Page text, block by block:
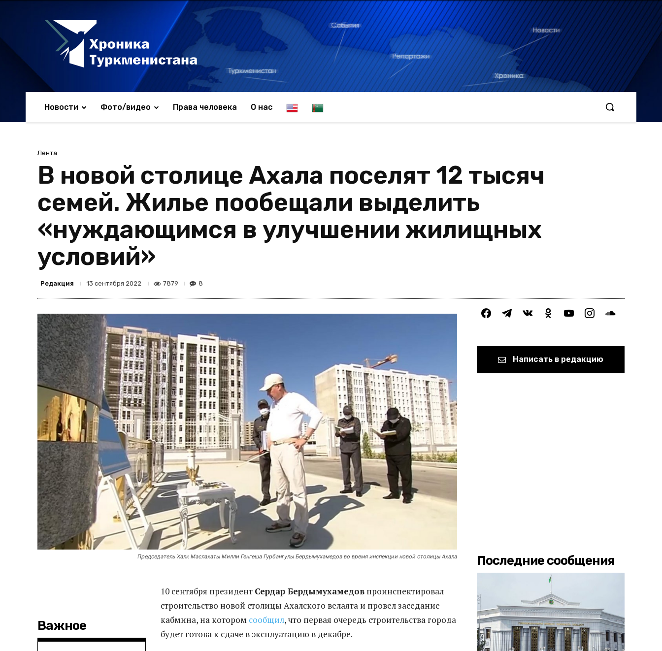
Новости Фото/видео Права человека О нас E
l
T
k
m
c
Лента
В новой столице Ахала поселят 12 тысяч
семей. Жилье пообещали выделить
«нуждающимся в улучшении жилищных
условий»
Редакция 13 сентября 2022 7879 8
Председатель Халк Маслахаты Милли Генгеша Гурбангулы Бердымухамедов во время инспекции новой столицы Ахала
Важное
10 сентября президент Сердар Бердымухамедов проинспектировал
строительство новой столицы Ахалского велаята и провел заседание
кабмина, на котором сообщил, что первая очередь строительства города
будет готова к сдаче в эксплуатацию в декабре.
facebooktelegramvkontakteodnoklassniki
youtubeinstagramsoundcloud
Написать в редакцию
Последние сообщения